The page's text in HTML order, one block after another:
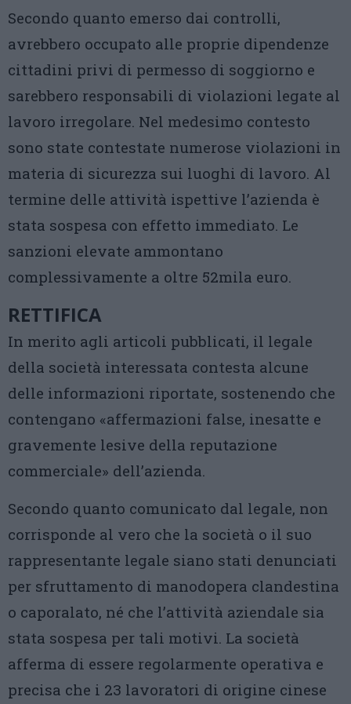
Secondo quanto emerso dai controlli,
avrebbero occupato alle proprie dipendenze
cittadini privi di permesso di soggiorno e
sarebbero responsabili di violazioni legate al
lavoro irregolare. Nel medesimo contesto
sono state contestate numerose violazioni in
materia di sicurezza sui luoghi di lavoro. Al
termine delle attività ispettive l’azienda è
stata sospesa con effetto immediato. Le
sanzioni elevate ammontano
complessivamente a oltre 52mila euro.
RETTIFICA
In merito agli articoli pubblicati, il legale
della società interessata contesta alcune
delle informazioni riportate, sostenendo che
contengano «affermazioni false, inesatte e
gravemente lesive della reputazione
commerciale» dell’azienda.
Secondo quanto comunicato dal legale, non
corrisponde al vero che la società o il suo
rappresentante legale siano stati denunciati
per sfruttamento di manodopera clandestina
o caporalato, né che l’attività aziendale sia
stata sospesa per tali motivi. La società
afferma di essere regolarmente operativa e
precisa che i 23 lavoratori di origine cinese